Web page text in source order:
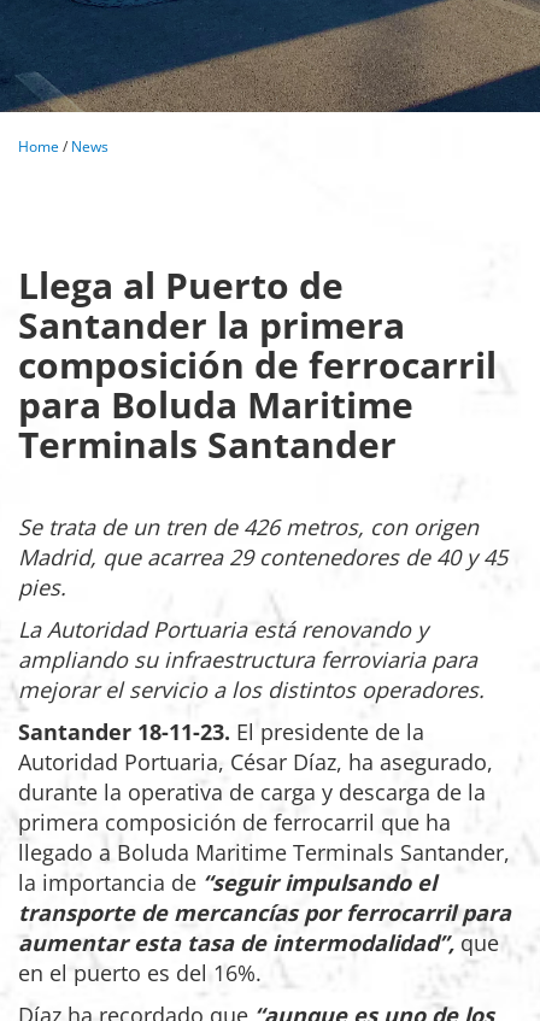
Home/ News
Llega al Puerto de
Santander la primera
composición de ferrocarril
para Boluda Maritime
Terminals Santander
Se trata de un tren de 426 metros, con origen
Madrid, que acarrea 29 contenedores de 40 y 45
pies.
La Autoridad Portuaria está renovando y
ampliando su infraestructura ferroviaria para
mejorar el servicio a los distintos operadores.
Santander 18-11-23. El presidente de la
Autoridad Portuaria, César Díaz, ha asegurado,
durante la operativa de carga y descarga de la
primera composición de ferrocarril que ha
llegado a Boluda Maritime Terminals Santander,
la importancia de “seguir impulsando el
transporte de mercancías por ferrocarril para
aumentar esta tasa de intermodalidad”, que
en el puerto es del 16%.